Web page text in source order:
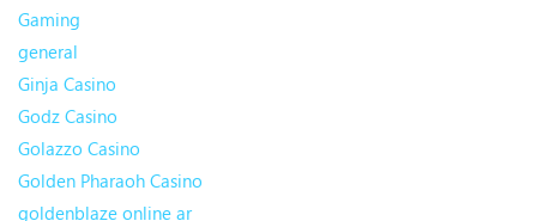
Gaming
general
Ginja Casino
Godz Casino
Golazzo Casino
Golden Pharaoh Casino
goldenblaze online ar